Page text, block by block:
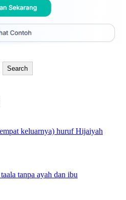
Search
keluarnya) huruf Hijaiyah
tanpa ayah dan ibu